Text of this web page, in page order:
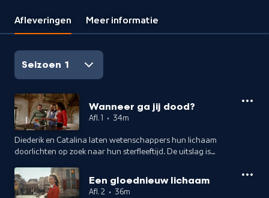
Afleveringen Meer informatie
Seizoen 1
Wanneer ga jij dood?
Afl. 1 • 34m
Diederik en Catalina laten wetenschappers hun lichaam
doorlichten op zoek naar hun sterfleeftijd. De uitslag is
Een gloednieuw lichaam
Afl. 2 • 36m